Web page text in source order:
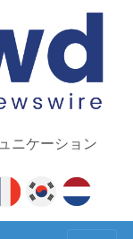
ニケーション